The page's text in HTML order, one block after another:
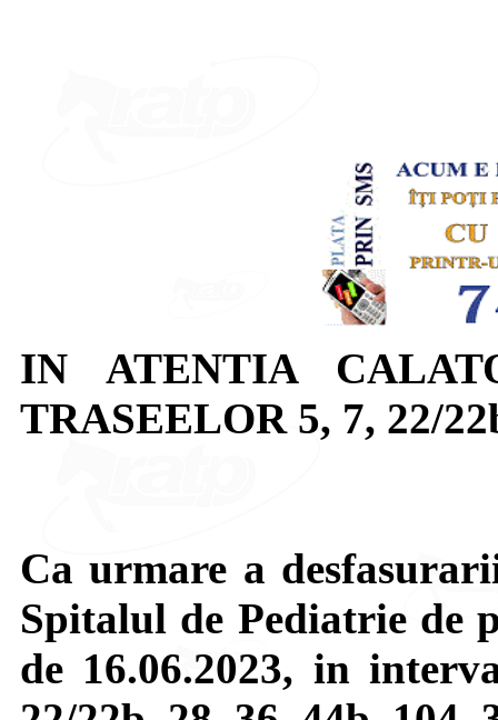
IN ATENTIA
TRASEELOR 5, 7, 22/
Ca urmare a
Spitalul de Pediatrie de
de 16.06.2023, in